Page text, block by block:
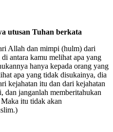
utusan Tuhan berkata
Allah dan mimpi (hulm) dari
antara kamu melihat apa yang
hanya kepada orang yang
apa yang tidak disukainya, dia
kejahatan itu dan dari kejahatan
dan janganlah memberitahukan
itu tidak akan